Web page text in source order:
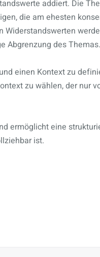
addiert. Die
die am ehesten
Widerstandswerten
Abgrenzung des Themas.
einen Kontext zu
zu wählen, der nur
ermöglicht eine
ist.